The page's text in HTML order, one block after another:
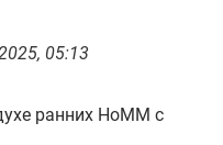
05:13
ранних HoMM с